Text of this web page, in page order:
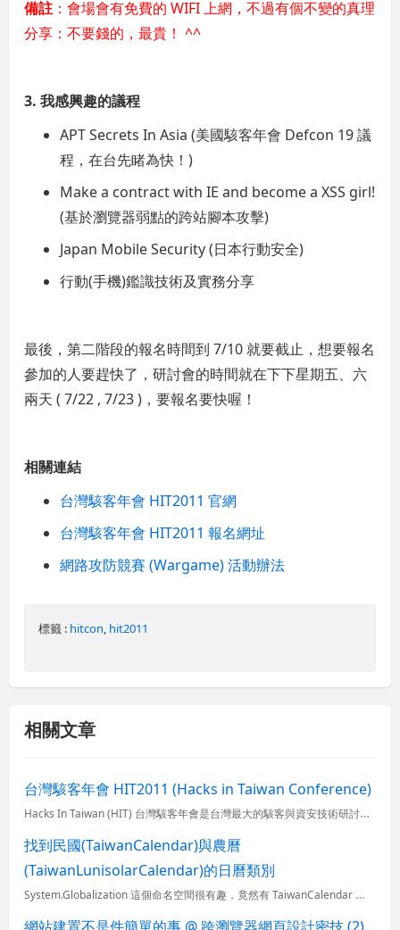
備註 ：會場會有免費的 WIFI 上網，不過有個不變的真理
分享：不要錢的，最貴！ ^^
3. 我感興趣的議程
APT Secrets In Asia (美國駭客年會 Defcon 19 議
程，在台先睹為快！)
Make a contract with IE and become a XSS girl!
(基於瀏覽器弱點的跨站腳本攻擊)
Japan Mobile Security (日本行動安全)
行動(手機)鑑識技術及實務分享
最後，第二階段的報名時間到 7/10 就要截止，想要報名
參加的人要趕快了，研討會的時間就在下下星期五、六
兩天 ( 7/22 , 7/23 )，要報名要快喔！
相關連結
台灣駭客年會 HIT2011 官網
台灣駭客年會 HIT2011 報名網址
網路攻防競賽 (Wargame) 活動辦法
標籤 : hitcon hit2011
相關文章
台灣駭客年會 HIT2011 (Hacks in Taiwan Conference)
Hacks In Taiwan (HIT) 台灣駭客年會是台灣最大的駭客與資安技術研討會，雖然我之前沒參加過，不過有幾位朋友都推薦我參加這次研討會，而且我公司裡也有協助 HIT 舉辦的志工，所以這次決...
找到民國(TaiwanCalendar)與農曆
(TaiwanLunisolarCalendar)的日曆類別
System.Globalization 這個命名空間很有趣，竟然有 TaiwanCalendar 與 TaiwanLunisolarCalendar 類別！ TaiwanCalendar...